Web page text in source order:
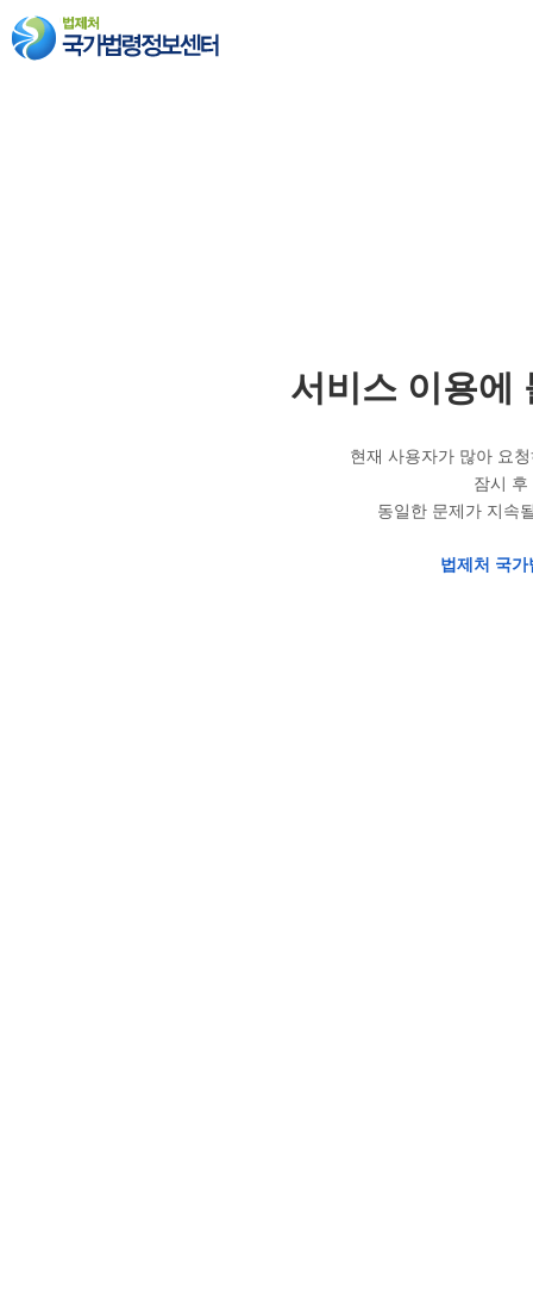
서비스 이용에
현재 사용자가 많아 요
잠시
동일한 문제가 지속
법제처 국